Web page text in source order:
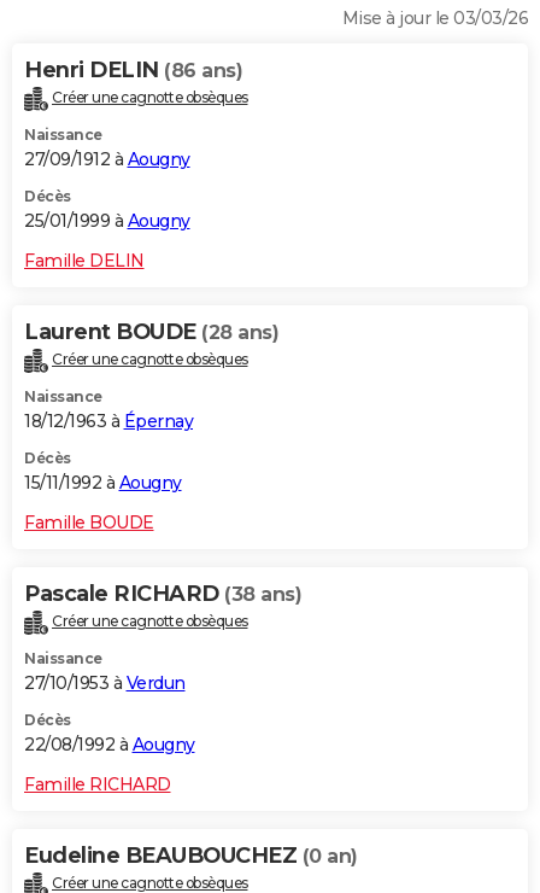
Alimentation
Guide de la santé
Maladies
Médicaments
Sommeil
VOYAGE
Destinations
City break
Voyage nature
Voyage de noces
Forum
Climat
+PHOTO
GUIDES D'ACHAT
Carte de Noël
Carte Bonne année
Carte Saint-Valentin
Carte Pâques
Carte d'anniversaire
DICTIONNAIRE
Dictionnaire
Biographies
Citations
Expressions
Proverbes
PROGRAMME TV
S'inscrire
Se connecter
Lycées
Collèges
Primaires
Universités
Entreprises
Service militaire
Avis de recherche
AVIS DE DÉCÈS
FORUM
Bricolage
Mise à jour le 03/03/26
Henri DELIN (86 ans)
Créer une cagnotte obsèques
Naissance
27/09/1912 à Aougny
Décès
25/01/1999 à Aougny
Famille DELIN
Laurent BOUDE (28 ans)
Créer une cagnotte obsèques
Naissance
18/12/1963 à Épernay
Décès
15/11/1992 à Aougny
Famille BOUDE
Pascale RICHARD (38 ans)
Créer une cagnotte obsèques
Naissance
27/10/1953 à Verdun
Décès
22/08/1992 à Aougny
Famille RICHARD
Eudeline BEAUBOUCHEZ (0 an)
Créer une cagnotte obsèques